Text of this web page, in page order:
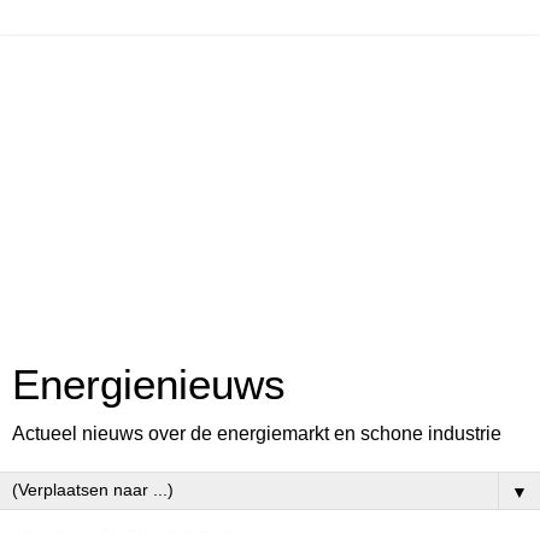
Energienieuws
Actueel nieuws over de energiemarkt en schone industrie
▼